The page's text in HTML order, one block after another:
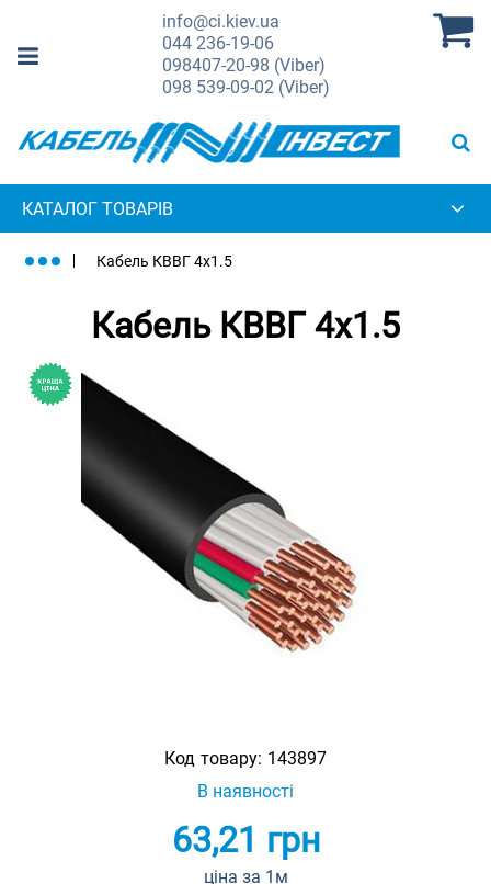
info@ci.kiev.ua
044236-19-06
098407-20-98 (Viber)
098 539-09-02 (Viber)
КАТАЛОГ ТОВАРІВ
Кабель КВВГ 4х1.5
Кабель КВВГ 4х1.5
Код товару: 143897
В наявності
63,21 грн
ціна за 1м